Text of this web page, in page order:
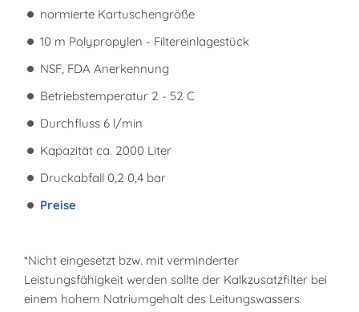
normierte Kartuschengröße
10 m Polypropylen - Filtereinlagestück
NSF, FDA Anerkennung
Betriebstemperatur 2 - 52 C
Durchfluss 6 l/min
Kapazität ca. 2000 Liter
Druckabfall 0,2 0,4 bar
Preise
*Nicht eingesetzt bzw. mit verminderter
Leistungsfähigkeit werden sollte der Kalkzusatzfilter bei
einem hohem Natriumgehalt des Leitungswassers.